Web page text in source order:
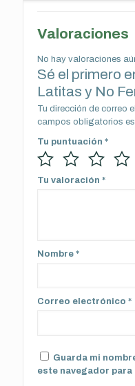
Valoraciones
No hay valoraciones
Sé el primero
Latitas y No
Tu dirección de correo
campos obligatorios
Tu puntuación *
Tu valoración *
Nombre *
Correo electrónico *
Guarda mi
este navegador para